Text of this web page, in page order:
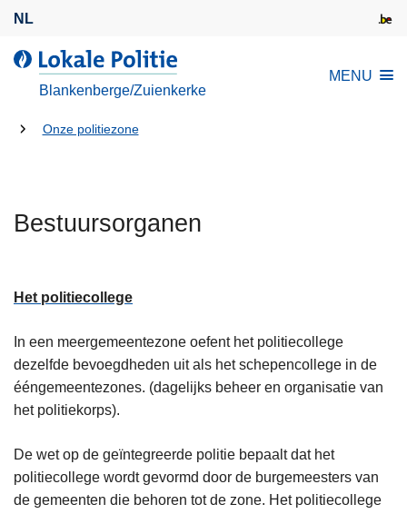
NL
d
o
e
l
t
e
Blankenberge/Zuienkerke
MENU
U
Onze politiezone
Bestuursorganen
Het politiecollege
In een meergemeentezone oefent het politiecollege
dezelfde bevoegdheden uit als het schepencollege in de
ééngemeentezones. (dagelijks beheer en organisatie van
het politiekorps).
De wet op de geïntegreerde politie bepaalt dat het
politiecollege wordt gevormd door de burgemeesters van
de gemeenten die behoren tot de zone. Het politiecollege